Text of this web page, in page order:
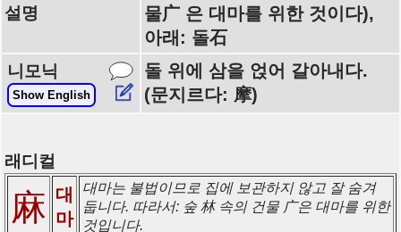
설명
물广 은 대마를 위한 것이다),
아래: 돌石
니모닉
Show English
돌 위에 삼을 얹어 갈아내다.
(문지르다: 摩)
래디컬
麻 대
마
대마는 불법이므로 집에 보관하지 않고 잘 숨겨
둡니다. 따라서: 숲 林 속의 건물 广은 대마를 위한
것입니다.